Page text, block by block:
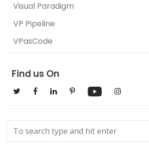
Visual Paradigm
VP Pipeline
VPasCode
Find us On